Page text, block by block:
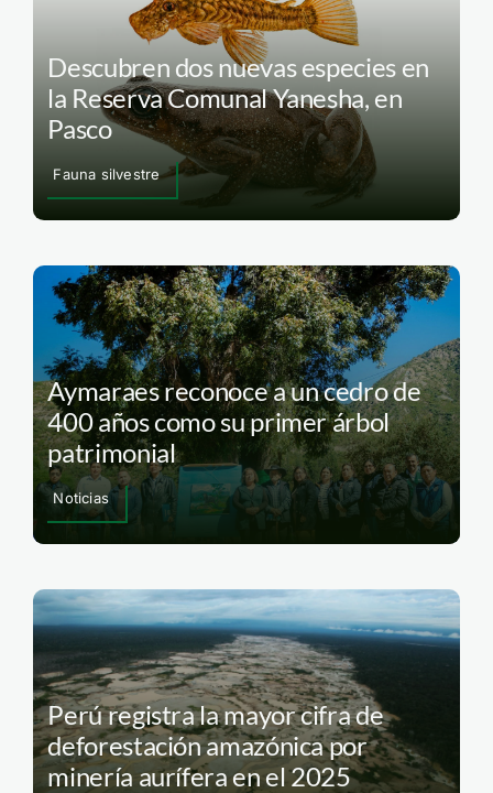
Descubren dos nuevas especies en
la Reserva Comunal Yanesha, en
Pasco
Fauna silvestre
Aymaraes reconoce a un cedro de
400 años como su primer árbol
patrimonial
Noticias
Perú registra la mayor cifra de
deforestación amazónica por
minería aurífera en el 2025